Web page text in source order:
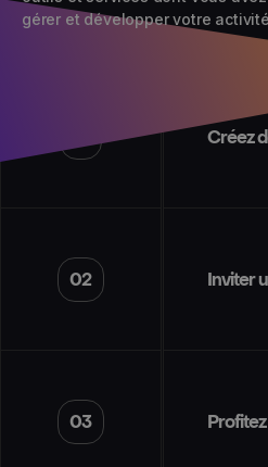
02
03
Créez
Inviter
gérer et développer votre activité